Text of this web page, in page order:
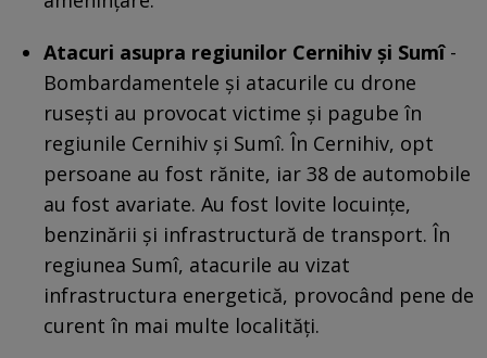
Atacuri asupra regiunilor Cernihiv și Sumî-
Bombardamentele și atacurile cu drone
rusești au provocat victime și pagube în
regiunile Cernihiv și Sumî. În Cernihiv, opt
persoane au fost rănite, iar 38 de automobile
au fost avariate. Au fost lovite locuințe,
benzinării și infrastructură de transport. În
regiunea Sumî, atacurile au vizat
infrastructura energetică, provocând pene de
curent în mai multe localități.